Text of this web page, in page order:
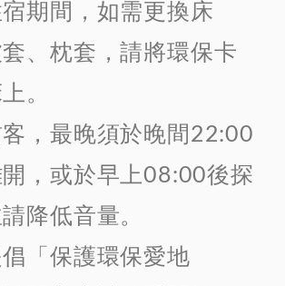
期間，如需更換床
、枕套，請將環保卡
。
，最晚須於晚間22:00
，或於早上08:00後探
降低音量。
「保護環保愛地